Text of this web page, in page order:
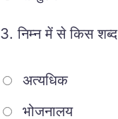
3.निम्न में से किस
अत्यधिक
भोजनालय